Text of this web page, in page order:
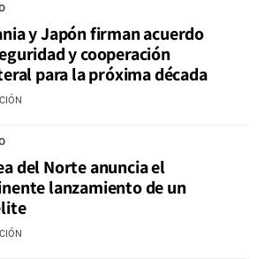
y Japón firman acuerdo
y cooperación
para la próxima década
del Norte anuncia el
lanzamiento de un